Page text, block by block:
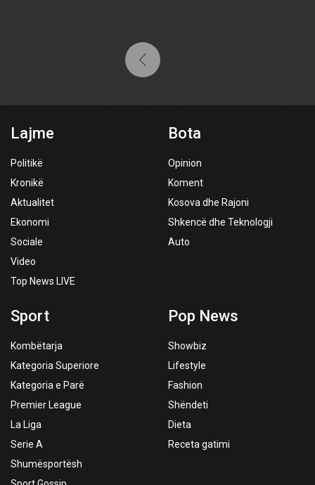
Lajme
Politikë
Kronikë
Aktualitet
Ekonomi
Sociale
Video
Top News LIVE
Bota
Opinion
Koment
Kosova dhe Rajoni
Shkencë dhe Teknologji
Auto
Sport
Kombëtarja
Kategoria Superiore
Kategoria e Parë
Premier League
La Liga
Serie A
Shumësportësh
Pop News
Showbiz
Lifestyle
Fashion
Shëndeti
Dieta
Receta gatimi